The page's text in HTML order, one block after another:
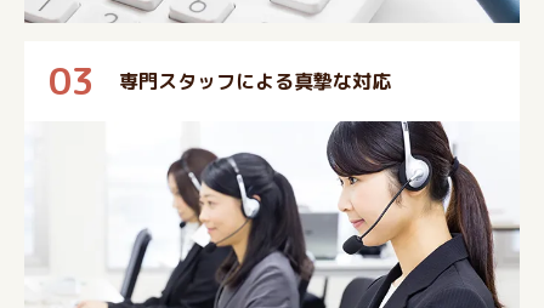
03 専門スタッフによる真摯な対応